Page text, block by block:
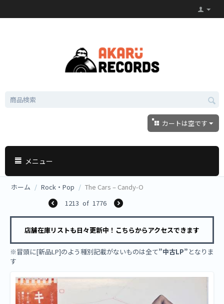
カートは空です
メニュー
ホーム / Rock・Pop / The Cars ‎– Candy-O
1213 of 1776
店舗在庫リストも日々更新中！こちらからアクセスできます
※冒頭に[新品LP]のよう種別記載がないものは全て”中古LP” となりま
す